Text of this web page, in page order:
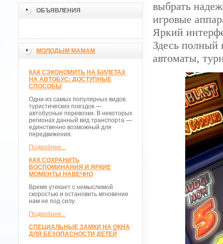
ОБЪЯВЛЕНИЯ
МОЛОДЫМ МАМАМ
КАК СЭКОНОМИТЬ НА БИЛЕТАХ
НА АВТОБУС: ДОСТУПНЫЕ
СПОСОБЫ
Одни из самых популярных видов
туристических поездок —
автобусные перевозки. В некоторых
регионах данный вид транспорта —
единственно возможный для
передвижения.
Подробнее...
КАК СОХРАНИТЬ
ВОСПОМИНАНИЯ И ЯРКИЕ
МОМЕНТЫ НАВЕЧНО
Время утекает с немыслимой
скоростью и остановить мгновение
нам не под силу.
Подробнее...
СПЕЦИАЛЬНЫЕ ЗАМКИ НА ОКНА
ДЛЯ БЕЗОПАСНОСТИ ДЕТЕЙ
выбрать
игровые
Яркий
Здесь полный
автоматы,